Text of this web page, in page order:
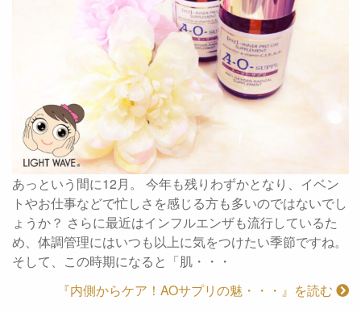
あっという間に12月。 今年も残りわずかとなり、イベン
トやお仕事などで忙しさを感じる方も多いのではないでし
ょうか？ さらに最近はインフルエンザも流行しているた
め、体調管理にはいつも以上に気をつけたい季節ですね。
そして、この時期になると「肌・・・
『内側からケア！AOサプリの魅・・・』を読む